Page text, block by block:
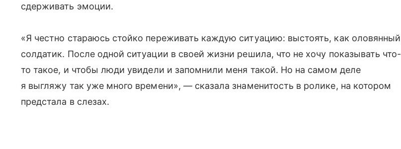
сдерживать эмоции.
«Я честно стараюсь стойко переживать каждую ситуацию: выстоять, как оловянный
солдатик. После одной ситуации в своей жизни решила, что не хочу показывать что-
то такое, и чтобы люди увидели и запомнили меня такой. Но на самом деле
я выгляжу так уже много времени», — сказала знаменитость в ролике, на котором
предстала в слезах.